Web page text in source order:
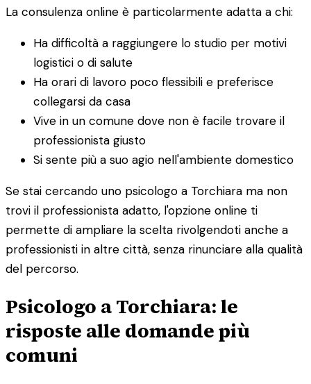
La consulenza online è particolarmente adatta a chi:
Ha difficoltà a raggiungere lo studio per motivi
logistici o di salute
Ha orari di lavoro poco flessibili e preferisce
collegarsi da casa
Vive in un comune dove non è facile trovare il
professionista giusto
Si sente più a suo agio nell'ambiente domestico
Se stai cercando uno psicologo a Torchiara ma non
trovi il professionista adatto, l'opzione online ti
permette di ampliare la scelta rivolgendoti anche a
professionisti in altre città, senza rinunciare alla qualità
del percorso.
Psicologo a Torchiara: le
risposte alle domande più
comuni